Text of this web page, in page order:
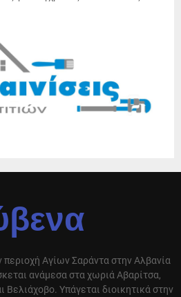
περιοχή Αγίων Σαράντα στην Αλβανία
ανάμεσα στα χωριά Αβαρίτσα,
Υπάγεται διοικητικά στην